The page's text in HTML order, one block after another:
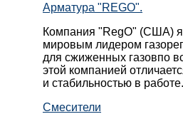
Арматура "REGO".
Компания "RegO" (США)
мировым лидером
для сжиженных газовпо
этой компанией
и стабильностью в работе.
Смесители